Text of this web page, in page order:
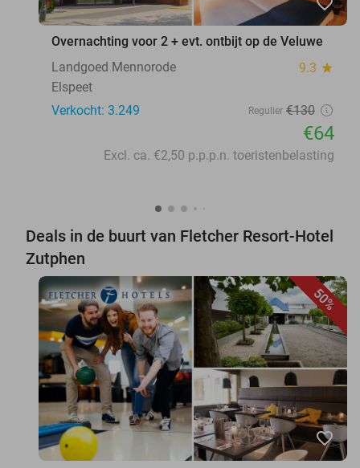
Overnachting voor 2 + evt. ontbijt op de Veluwe
Landgoed Mennorode
9.3 star
Elspeet
Verkocht: 3.249
Regulier €130
€64
Excl. ca. €2,50 p.p.p.n. toeristenbelasting
Deals in de buurt van Fletcher Resort-Hotel
Zutphen
50%
favorite_border